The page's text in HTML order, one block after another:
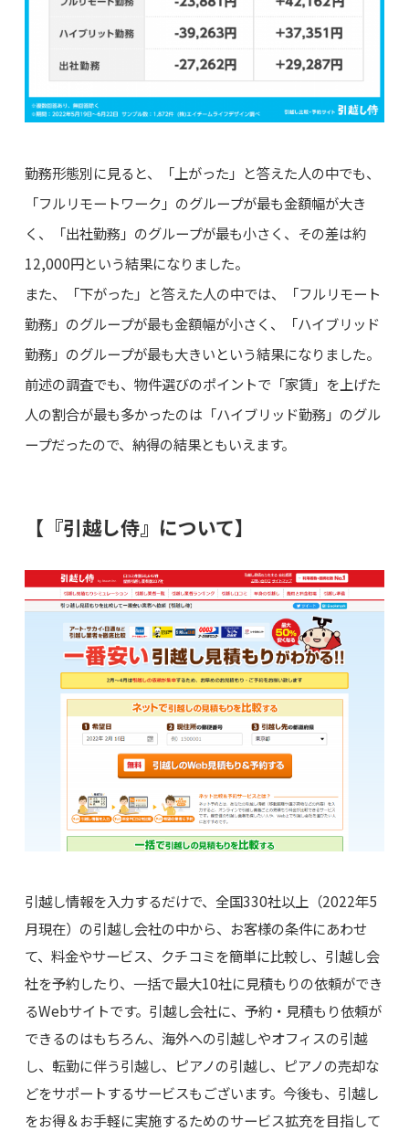
勤務形態別に見ると、「上がった」と答えた人の中でも、
「フルリモートワーク」のグループが最も金額幅が大き
く、「出社勤務」のグループが最も小さく、その差は約
12,000円という結果になりました。
また、「下がった」と答えた人の中では、「フルリモート
勤務」のグループが最も金額幅が小さく、「ハイブリッド
勤務」のグループが最も大きいという結果になりました。
前述の調査でも、物件選びのポイントで「家賃」を上げた
人の割合が最も多かったのは「ハイブリッド勤務」のグル
ープだったので、納得の結果ともいえます。
【『引越し侍』について】
引越し情報を入力するだけで、全国330社以上（2022年5
月現在）の引越し会社の中から、お客様の条件にあわせ
て、料金やサービス、クチコミを簡単に比較し、引越し会
社を予約したり、一括で最大10社に見積もりの依頼ができ
るWebサイトです。引越し会社に、予約・見積もり依頼が
できるのはもちろん、海外への引越しやオフィスの引越
し、転勤に伴う引越し、ピアノの引越し、ピアノの売却な
どをサポートするサービスもございます。今後も、引越し
をお得＆お手軽に実施するためのサービス拡充を目指して